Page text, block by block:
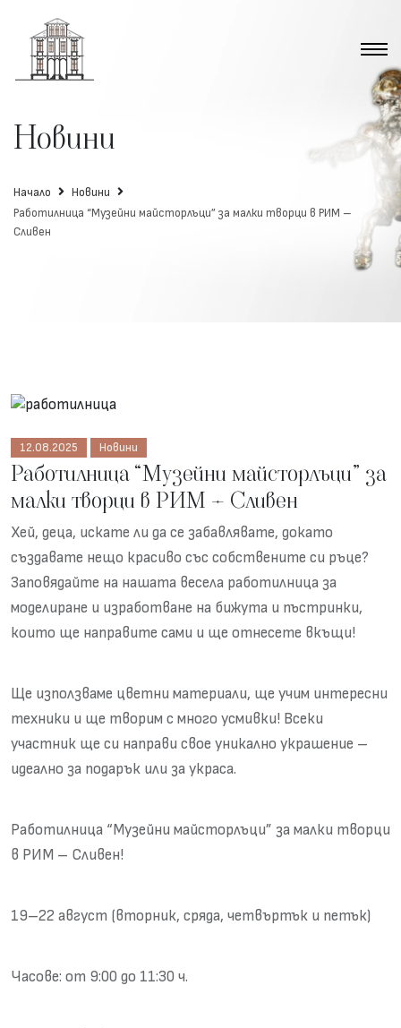
Новини
Начало
Новини
Работилница “Музейни майсторлъци” за малки творци в РИМ –
Сливен
12.08.2025 Новини
Работилница “Музейни майсторлъци” за
малки творци в РИМ – Сливен
Хей, деца, искате ли да се забавлявате, докато
създавате нещо красиво със собствените си ръце?
Заповядайте на нашата весела работилница за
моделиране и изработване на бижута и пъстринки,
които ще направите сами и ще отнесете вкъщи!
Ще използваме цветни материали, ще учим интересни
техники и ще творим с много усмивки! Всеки
участник ще си направи свое уникално украшение –
идеално за подарък или за украса.
Работилница “Музейни майсторлъци” за малки творци
в РИМ – Сливен!
19–22 август (вторник, сряда, четвъртък и петък)
Часове: от 9:00 до 11:30 ч.